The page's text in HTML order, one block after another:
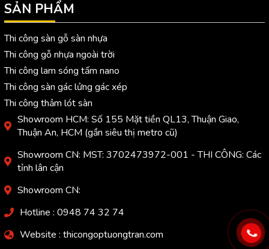
SẢN PHẨM
Thi công sàn gỗ sàn nhựa
Thi công gỗ nhựa ngoài trời
Thi công lam sóng tấm nano
Thi công sàn gác lửng gác xép
Thi công thảm lót sàn
Showroom HCM: Số 155 Mặt tiền QL13, Thuận Giao,
Thuận An, HCM (gần siêu thị metro cũ)
Showroom CN: MST: 3702473972-001 - THI CÔNG: Các
tỉnh lân cận
Showroom CN:
Hotline : 0948 74 32 74
Website : thicongoptuongtran.com